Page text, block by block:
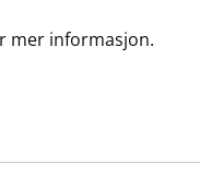
mer informasjon.